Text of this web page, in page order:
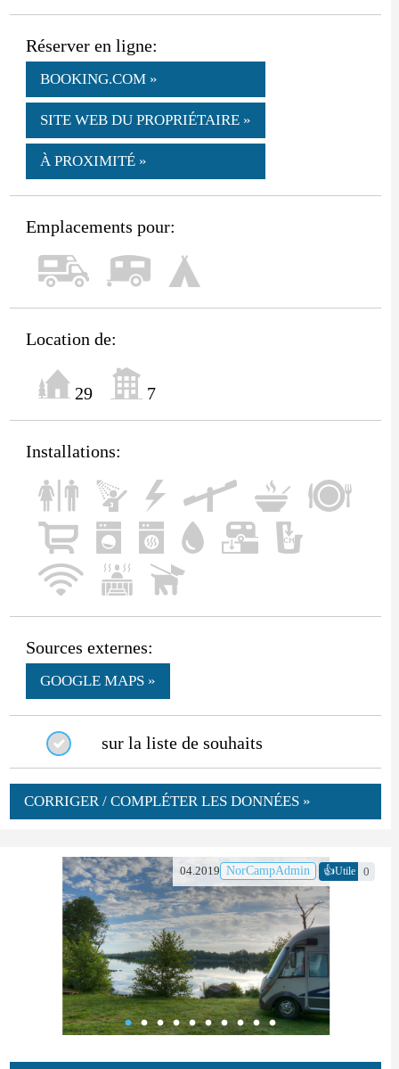
Réserver en ligne:
BOOKING.COM »
SITE WEB DU PROPRIÉTAIRE »
À PROXIMITÉ »
Emplacements pour:
Location de:
29 7
Installations:
Sources externes:
GOOGLE MAPS »
sur la liste de souhaits
CORRIGER / COMPLÉTER LES DONNÉES »
04.2019 NorCampAdmin 👍Utile 0